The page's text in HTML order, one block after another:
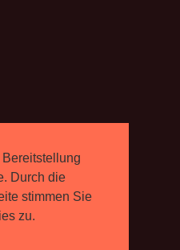
Durch die
stimmen Sie
zu.